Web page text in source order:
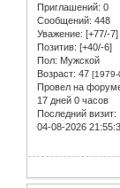
Приглашений: 0
Сообщений: 448
Уважение: [+77/-7]
Позитив: [+40/-6]
Пол: Мужской
Возраст: 47 [1979-
Провел на
17 дней 0 часов
Последний визит:
04-08-2026